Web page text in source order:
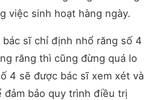
việc sinh hoạt hàng ngày.
sĩ chỉ định nhổ răng số 4
răng thì cũng đừng quá lo
4 sẽ được bác sĩ xem xét và
đảm bảo quy trình điều trị